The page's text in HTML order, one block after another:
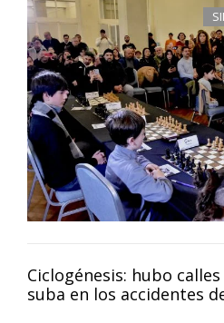
Ciclogénesis: hubo
suba en los accidentes